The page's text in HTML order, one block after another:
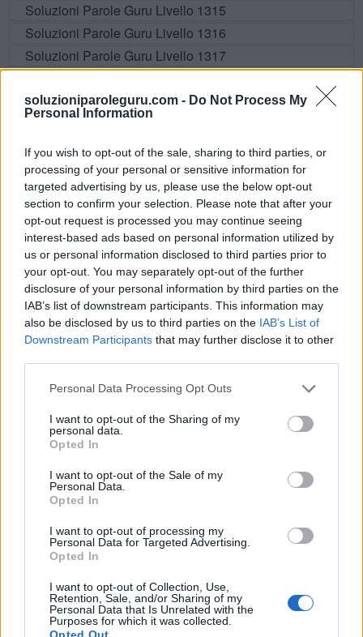
soluzioniparoleguru.com - Do Not Process My
Personal Information
If you wish to opt-out of the sale, sharing to third parties, or
processing of your personal or sensitive information for
targeted advertising by us, please use the below opt-out
section to confirm your selection. Please note that after your
opt-out request is processed you may continue seeing
interest-based ads based on personal information utilized by
us or personal information disclosed to third parties prior to
your opt-out. You may separately opt-out of the further
disclosure of your personal information by third parties on the
IAB’s list of downstream participants. This information may
also be disclosed by us to third parties on the IAB’s List of
Downstream Participants that may further disclose it to other
Personal Data Processing Opt Outs
I want to opt-out of the Sharing of my
personal data.
Opted In
I want to opt-out of the Sale of my
Personal Data.
Opted In
I want to opt-out of processing my
Personal Data for Targeted Advertising.
Opted In
I want to opt-out of Collection, Use,
Retention, Sale, and/or Sharing of my
Personal Data that Is Unrelated with the
Purposes for which it was collected.
Opted Out
Soluzioni Parole Guru Livello 1315
Soluzioni Parole Guru Livello 1316
Soluzioni Parole Guru Livello 1317
Soluzioni Parole Guru Livello 1319
Soluzioni Parole Guru Livello 1320
Soluzioni Parole Guru Livello 1321
Soluzioni Parole Guru Livello 1322
Soluzioni Parole Guru Livello 1323
Soluzioni Parole Guru Livello 1324
Soluzioni Parole Guru Livello 1325
Soluzioni Parole Guru Livello 1326
Sponsored Links
Soluzioni Parole Guru Livello 1327
Soluzioni Parole Guru Livello 1329
Soluzioni Parole Guru Livello 1330